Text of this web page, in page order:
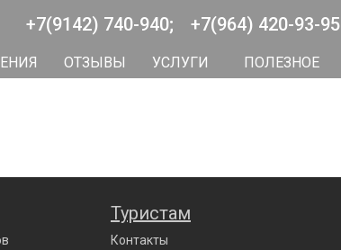
+7(9142) 740-940; +7(964) 420-93-95
ОТЗЫВЫ УСЛУГИ ПОЛЕЗНОЕ
Туристам
Контакты